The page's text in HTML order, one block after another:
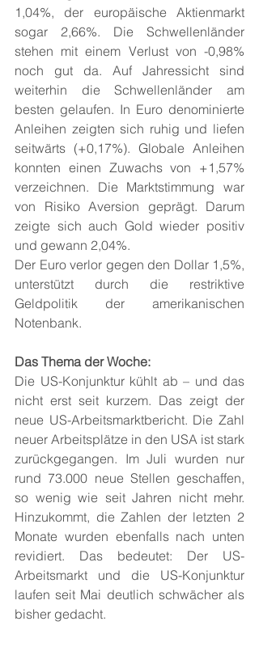
1,04%, der europäische Aktienmarkt
sogar 2,66%. Die Schwellenländer
stehen mit einem Verlust von -0,98%
noch gut da. Auf Jahressicht sind
weiterhin die Schwellenländer am
besten gelaufen. In Euro denominierte
Anleihen zeigten sich ruhig und liefen
seitwärts (+0,17%). Globale Anleihen
konnten einen Zuwachs von +1,57%
verzeichnen. Die Marktstimmung war
von Risiko Aversion geprägt. Darum
zeigte sich auch Gold wieder positiv
und gewann 2,04%.
Der Euro verlor gegen den Dollar 1,5%,
unterstützt durch die restriktive
Geldpolitik der amerikanischen
Notenbank.
Das Thema der Woche:
Die US-Konjunktur kühlt ab – und das
nicht erst seit kurzem. Das zeigt der
neue US-Arbeitsmarktbericht. Die Zahl
neuer Arbeitsplätze in den USA ist stark
zurückgegangen. Im Juli wurden nur
rund 73.000 neue Stellen geschaffen,
so wenig wie seit Jahren nicht mehr.
Hinzukommt, die Zahlen der letzten 2
Monate wurden ebenfalls nach unten
revidiert. Das bedeutet: Der US-
Arbeitsmarkt und die US-Konjunktur
laufen seit Mai deutlich schwächer als
bisher gedacht.